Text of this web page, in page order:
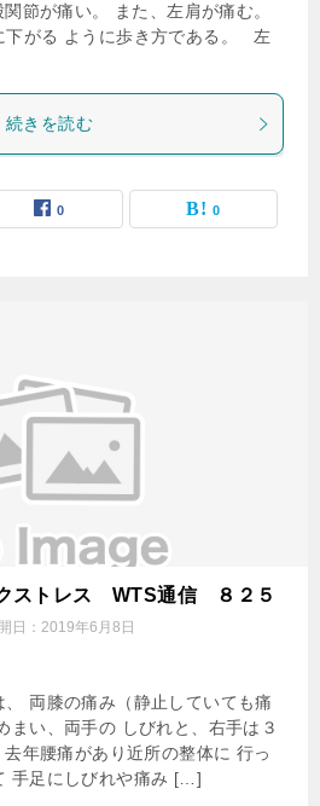
節が痛い。 また、左肩が痛む。
下がる ように歩き方である。 左
続きを読む
0 0
ストレス WTS通信 ８２５
日： 2019年6月8日
両膝の痛み（静止していても痛
まい、両手の しびれと、右手は３
年腰痛があり近所の整体に 行っ
手足にしびれや痛み […]